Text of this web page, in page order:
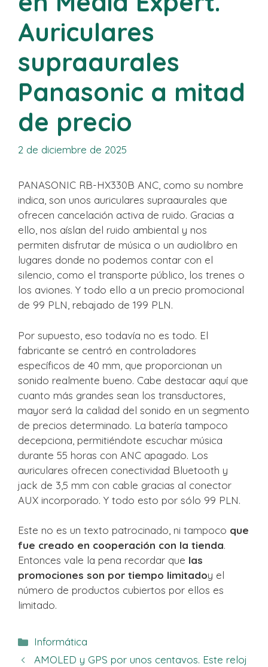
Auriculares
supraaurales
Panasonic a mitad
de precio
2 de diciembre de 2025
PANASONIC RB-HX330B ANC, como su nombre
indica, son unos auriculares supraaurales que
ofrecen cancelación activa de ruido. Gracias a
ello, nos aíslan del ruido ambiental y nos
permiten disfrutar de música o un audiolibro en
lugares donde no podemos contar con el
silencio, como el transporte público, los trenes o
los aviones. Y todo ello a un precio promocional
de 99 PLN, rebajado de 199 PLN.
Por supuesto, eso todavía no es todo. El
fabricante se centró en controladores
específicos de 40 mm, que proporcionan un
sonido realmente bueno. Cabe destacar aquí que
cuanto más grandes sean los transductores,
mayor será la calidad del sonido en un segmento
de precios determinado. La batería tampoco
decepciona, permitiéndote escuchar música
durante 55 horas con ANC apagado. Los
auriculares ofrecen conectividad Bluetooth y
jack de 3,5 mm con cable gracias al conector
AUX incorporado. Y todo esto por sólo 99 PLN.
Este no es un texto patrocinado, ni tampoco que
fue creado en cooperación con la tienda.
Entonces vale la pena recordar que las
promociones son por tiempo limitadoy el
número de productos cubiertos por ellos es
limitado.
Categorías
Informática
AMOLED y GPS por unos centavos. Este reloj